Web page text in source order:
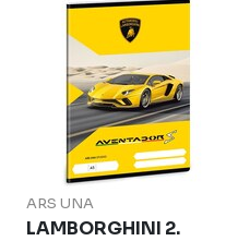
ARS UNA
LAMBORGHINI 2.